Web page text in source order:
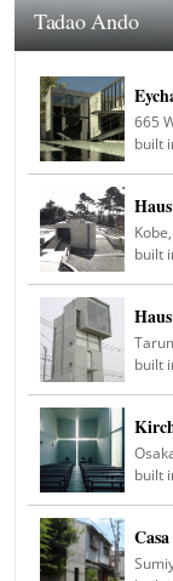
Tadao Ando
665
built
built
built
built